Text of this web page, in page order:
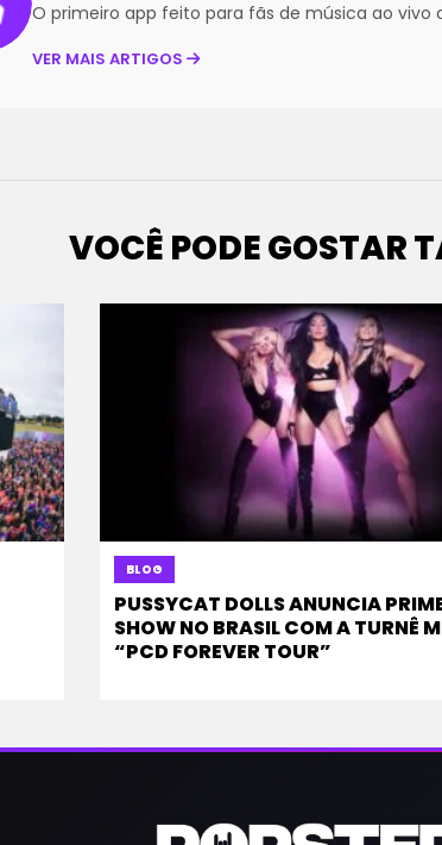
O primeiro app feito para fãs de música ao vivo
VER MAIS ARTIGOS
VOCÊ PODE GOSTAR
BLOG
PUSSYCAT DOLLS ANUNCIA
SHOW NO BRASIL COM A TURNÊ
“PCD FOREVER TOUR”